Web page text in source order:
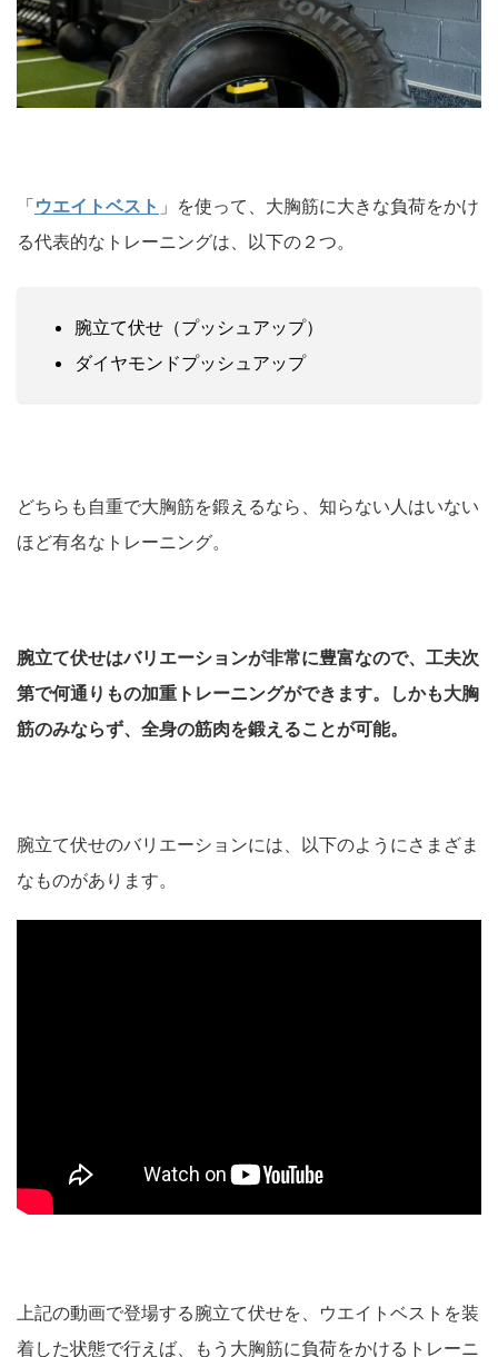
「ウエイトベスト 」を使って、 大胸筋に大きな負荷をかけ
る代表的なトレーニングは、以下の２つ。
腕立て伏せ（プッシュアップ）
ダイヤモンドプッシュアップ
どちらも自重で大胸筋を鍛えるなら、知らない人はいない
ほど有名なトレーニング。
腕立て伏せはバリエーションが非常に豊富なので、工夫次
第で何通りもの加重トレーニングができます。しかも大胸
筋のみならず、全身の筋肉を鍛えることが可能。
腕立て伏せのバリエーションには、以下のようにさまざま
なものがあります。
上記の動画で登場する腕立て伏せを、ウエイトベストを装
着した状態で行えば、もう大胸筋に負荷をかけるトレーニ